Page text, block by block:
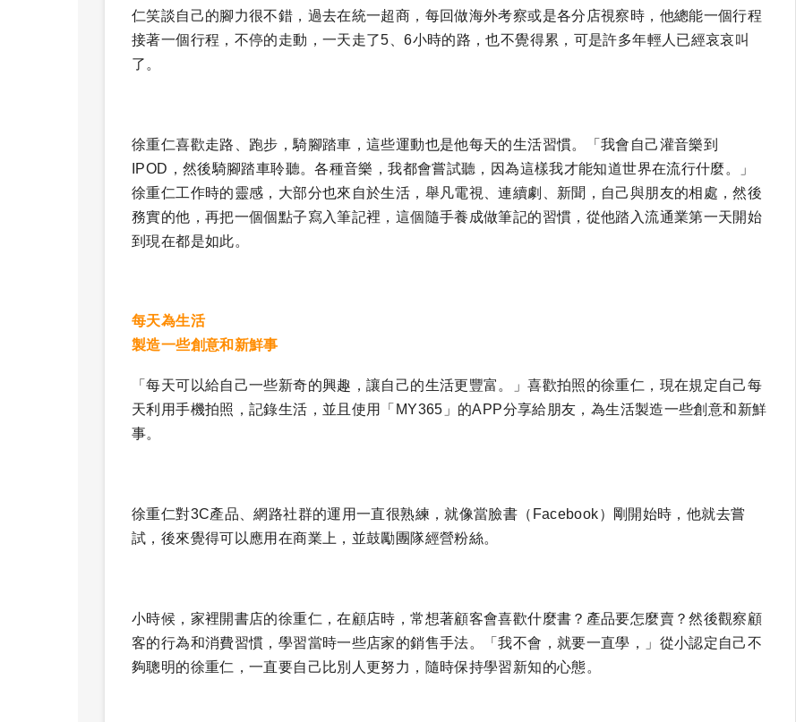
仁笑談自己的腳力很不錯，過去在統一超商，每回做海外考察或是各分店視察時，他總能一個行程
接著一個行程，不停的走動，一天走了5、6小時的路，也不覺得累，可是許多年輕人已經哀哀叫
了。
徐重仁喜歡走路、跑步，騎腳踏車，這些運動也是他每天的生活習慣。「我會自己灌音樂到
IPOD，然後騎腳踏車聆聽。各種音樂，我都會嘗試聽，因為這樣我才能知道世界在流行什麼。」
徐重仁工作時的靈感，大部分也來自於生活，舉凡電視、連續劇、新聞，自己與朋友的相處，然後
務實的他，再把一個個點子寫入筆記裡，這個隨手養成做筆記的習慣，從他踏入流通業第一天開始
到現在都是如此。
每天為生活
製造一些創意和新鮮事
「每天可以給自己一些新奇的興趣，讓自己的生活更豐富。」喜歡拍照的徐重仁，現在規定自己每
天利用手機拍照，記錄生活，並且使用「MY365」的APP分享給朋友，為生活製造一些創意和新鮮
事。
徐重仁對3C產品、網路社群的運用一直很熟練，就像當臉書（Facebook）剛開始時，他就去嘗
試，後來覺得可以應用在商業上，並鼓勵團隊經營粉絲。
小時候，家裡開書店的徐重仁，在顧店時，常想著顧客會喜歡什麼書？產品要怎麼賣？然後觀察顧
客的行為和消費習慣，學習當時一些店家的銷售手法。「我不會，就要一直學，」從小認定自己不
夠聰明的徐重仁，一直要自己比別人更努力，隨時保持學習新知的心態。